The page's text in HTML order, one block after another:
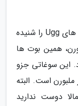
اهل هر جایی که باشید، حتما آوازه بوت های Ugg را شنیده
همین بوت ها
این سوغاتی جزو
است. البته
دوست ندارید